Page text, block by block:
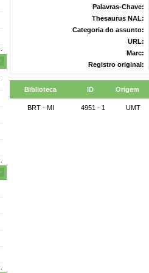
Palavras-Chave:
Thesaurus NAL:
Categoria do assunto:
URL:
Marc:
Registro original:
Biblioteca ID Origem
BRT - MI 4951 - 1 UMT